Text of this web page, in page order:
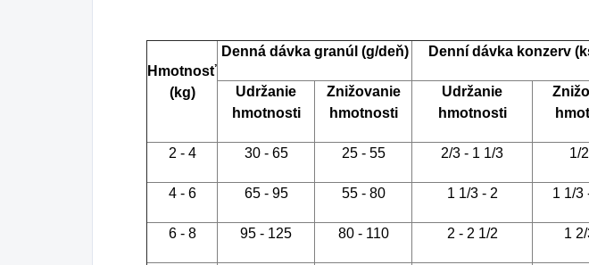
Hmotnosť
(kg)
Denná dávka granúl (g/deň) Denní dávka konzerv
Udržanie
hmotnosti
Znižovanie
hmotnosti
Udržanie
hmotnosti
2 - 4 30 - 65 25 - 55 2/3 - 1 1/3 1/
4 - 6 65 - 95 55 - 80 1 1/3 - 2 1 1/3
6 - 8 95 - 125 80 - 110 2 - 2 1/2 1